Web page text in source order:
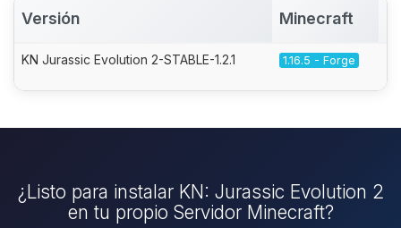
Versión Minecraft
KN Jurassic Evolution 2-STABLE-1.2.1 1.16.5 - Forge
¿Listo para instalar KN: Jurassic Evolution 2
en tu propio Servidor Minecraft?